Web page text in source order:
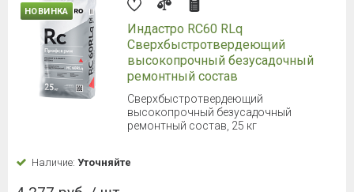
НОВИНКА
Индастро RC60 RLq
Сверхбыстротвердеющий
высокопрочный безусадочный
ремонтный состав
Сверхбыстротвердеющий
высокопрочный безусадочный
ремонтный состав, 25 кг
Наличие: Уточняйте